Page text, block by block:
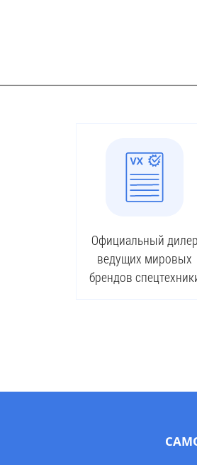
Официальный дилер
ведущих мировых
брендов